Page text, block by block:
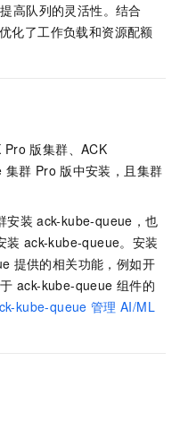
高队列的灵活性。结合
化了工作负载和资源配额
Pro 版集群、 ACK
集群 Pro 版中安装，且集群
安装 ack-kube-queue，也
装 ack-kube-queue。安装
提供的相关功能，例如开
ack-kube-queue 组件的
kube-queue 管理 AI/ML